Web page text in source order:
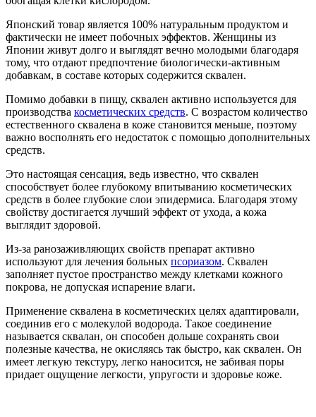
Японский товар является 100% натуральным продуктом и
фактически не имеет побочных эффектов. Женщины из
Японии живут долго и выглядят вечно молодыми благодаря
тому, что отдают предпочтение биологически-активным
добавкам, в составе которых содержится сквален.
Помимо добавки в пищу, сквален активно используется для
производства косметических средств. С возрастом количество
естественного сквалена в коже становится меньше, поэтому
важно восполнять его недостаток с помощью дополнительных
средств.
Это настоящая сенсация, ведь известно, что сквален
способствует более глубокому впитыванию косметических
средств в более глубокие слои эпидермиса. Благодаря этому
свойству достигается лучший эффект от ухода, а кожа
выглядит здоровой.
Из-за ранозаживляющих свойств препарат активно
используют для лечения больных псориазом. Сквален
заполняет пустое пространство между клетками кожного
покрова, не допуская испарение влаги.
Применение сквалена в косметических целях адаптировали,
соединив его с молекулой водорода. Такое соединение
называется сквалан, он способен дольше сохранять свои
полезные качества, не окисляясь так быстро, как сквален. Он
имеет легкую текстуру, легко наносится, не забивая поры
придает ощущение легкости, упругости и здоровье коже.